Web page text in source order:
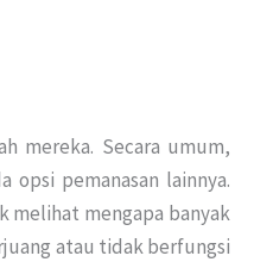
mereka. Secara umum,
opsi pemanasan lainnya.
melihat mengapa banyak
atau tidak berfungsi